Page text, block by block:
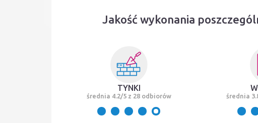
Jakość wykonania
TYNKI
średnia 4.2/5 z 28 odbiorów średnia